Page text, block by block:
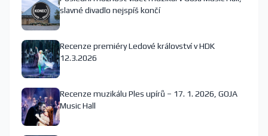
slavné divadlo nejspíš končí
Recenze premiéry Ledové království v HDK
12.3.2026
Recenze muzikálu Ples upírů – 17. 1. 2026, GOJA
Music Hall